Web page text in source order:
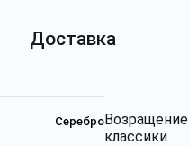
Доставка
СереброВозращение
классики